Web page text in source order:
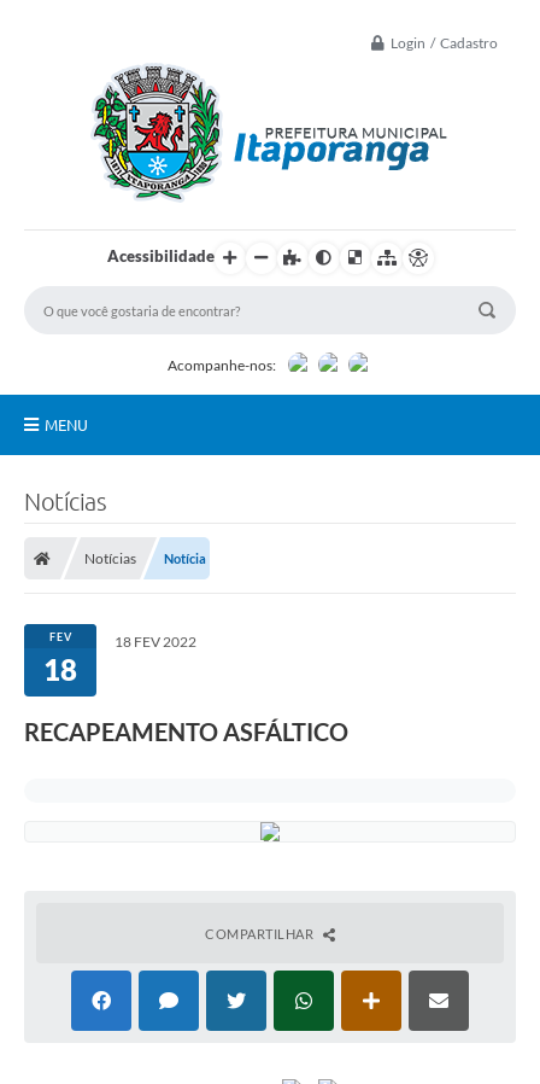
Login / Cadastro
Acessibilidade
Acompanhe-nos:
MENU
Publicações Oficiais
Cadastro de Artesãos
Licitações anteriores
Notícias
Notícias Notícia
FEV
18
18 FEV 2022
RECAPEAMENTO ASFÁLTICO
COMPARTILHAR